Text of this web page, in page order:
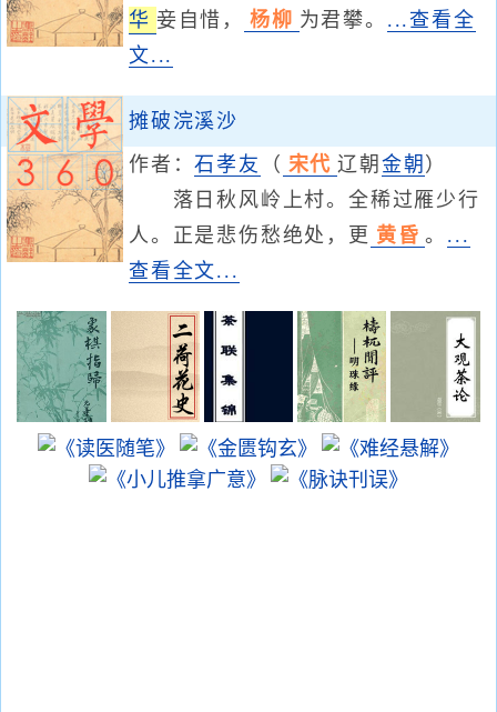
华 妾自惜， 杨柳 为君攀。 ...查看全
文...
摊破浣溪沙
作者：石孝友 （ 宋代 辽朝 金朝 ）
落日秋风岭上村。全稀过雁少行
人。正是悲伤愁绝处，更 黄昏 。 ...
查看全文...